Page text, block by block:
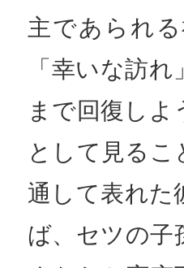
主であられ
「幸いな訪
まで回復し
として見る
通して表れた
ば、セツの子